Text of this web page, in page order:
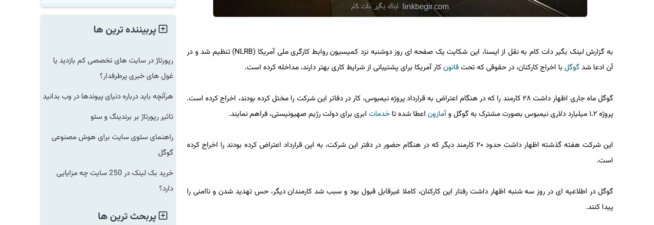
به گزارش لینک بگیر دات کام به نقل از ایسنا، این شکایت یک صفحه ای روز دوشنبه نزد کمیسیون روابط کارگری ملی آمریکا (NLRB) تنظیم شد و در
آن ادعا شدگوگلبا اخراج کارکنان، در حقوقی که تحتقانونکار آمریکا برای پشتیبانی از شرایط کاری بهتر دارند، مداخله کرده است.
گوگل ماه جاری اظهار داشت ۲۸ کارمند را که در هنگام اعتراض به قرارداد پروژه نیمبوس، کار در دفاتر این شرکت را مختل کرده بودند، اخراج کرده است.
پروژه ۱.۲ میلیارد دلاری نیمبوس بصورت مشترک به گوگل و
آمازوناعطا شده تاخدماتابری برای دولت رژیم صهیونیستی، فراهم نمایند.
این شرکت هفته گذشته اظهار داشت حدود ۲۰ کارمند دیگر که در هنگام حضور در دفتر این شرکت، به این قرارداد اعتراض کرده بودند را اخراج کرده
است.
گوگل در اطلاعیه ای در روز سه شنبه اظهار داشت رفتار این کارکنان، کاملا غیرقابل قبول بود و سبب شد کارمندان دیگر، حس تهدید شدن و ناامنی را
پیدا کنند.
پربیننده ترین ها
رپورتاژ در سایت های تخصصی کم بازدید یا
غول های خبری پرطرفدار؟
هرآنچه باید درباره دنیای پیوندها در وب بدانید
تاثیر رپورتاژ بر برندینگ و سئو
راهنمای سئوی سایت برای هوش مصنوعی
گوگل
خرید بک لینک در 250 سایت چه مزایایی
دارد؟
پربحث ترین ها